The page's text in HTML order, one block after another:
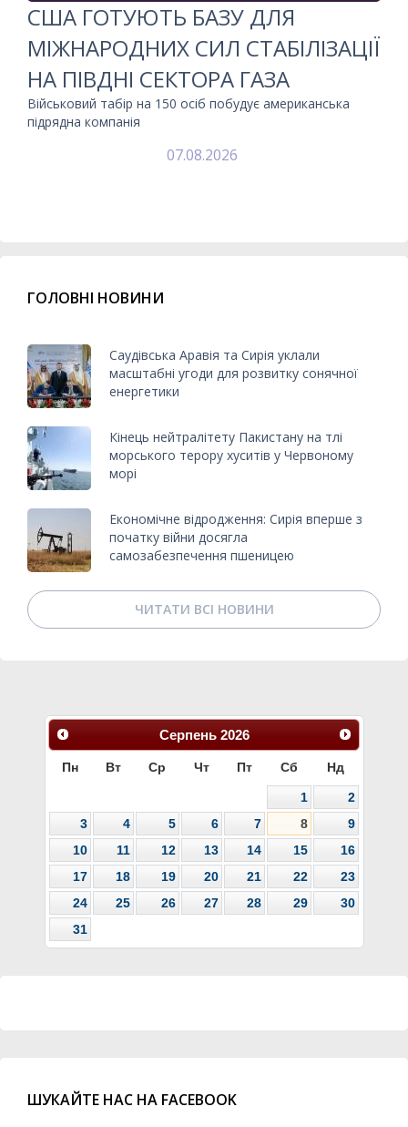
США ГОТУЮТЬ БАЗУ ДЛЯ
МІЖНАРОДНИХ СИЛ СТАБІЛІЗАЦІЇ
НА ПІВДНІ СЕКТОРА ГАЗА
Військовий табір на 150 осіб побудує американська
підрядна компанія
07.08.2026
ГОЛОВНІ НОВИНИ
Саудівська Аравія та Сирія уклали
масштабні угоди для розвитку сонячної
енергетики
Кінець нейтралітету Пакистану на тлі
морського терору хуситів у Червоному
морі
Економічне відродження: Сирія вперше з
початку війни досягла
самозабезпечення пшеницею
ЧИТАТИ ВСІ НОВИНИ
Серпень 2026
Пн Вт Ср Чт Пт Сб Нд
1
2
3
4 5 6 7 8
9
10
11 12 13 14 15
16
17
18 19 20 21 22
23
24
25 26 27 28 29
30
31
ШУКАЙТЕ НАС НА FACEBOOK